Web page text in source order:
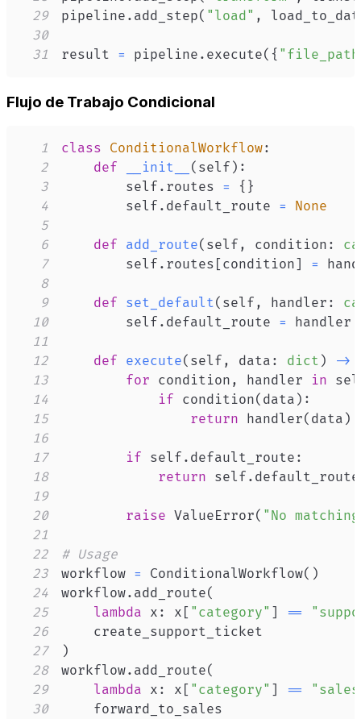
29
pipeline . add_step( "load" ,
30
31
result = pipeline . execute( {
Flujo de Trabajo Condicional
1 class ConditionalWorkflow:
2
def __init__ ( self ) :
3
        self
. routes = { }
4
        self
. default_route =
None
5
6
def add_route( self , condition :
7
        self
. routes [ condition ]
=
8
9
def set_default( self , handler :
10
        self
. default_route =
11
12
def execute( self , data : dict ) ->
13
for condition , handler in
14
if condition( data ) :
15
return handler( data )
16
17
if self . default_route :
18
return self . default_route
19
20
raise ValueError( "No
21
22
# Usage
23
workflow = ConditionalWorkflow( )
24
workflow. add_route(
25
lambda x : x [ "category" ] ==
26
27
)
28
workflow. add_route(
29
lambda x : x [ "category" ] ==
30